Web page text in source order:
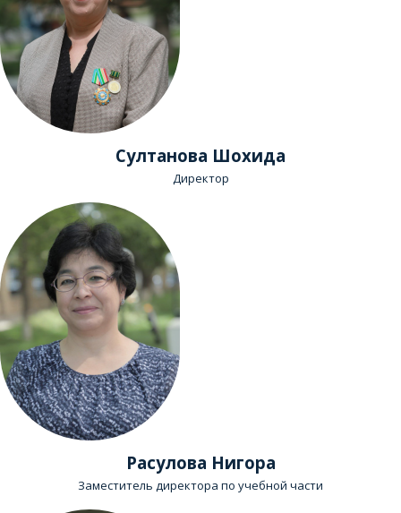
Султанова Шохида
Директор
Расулова Нигора
Заместитель директора по учебной части